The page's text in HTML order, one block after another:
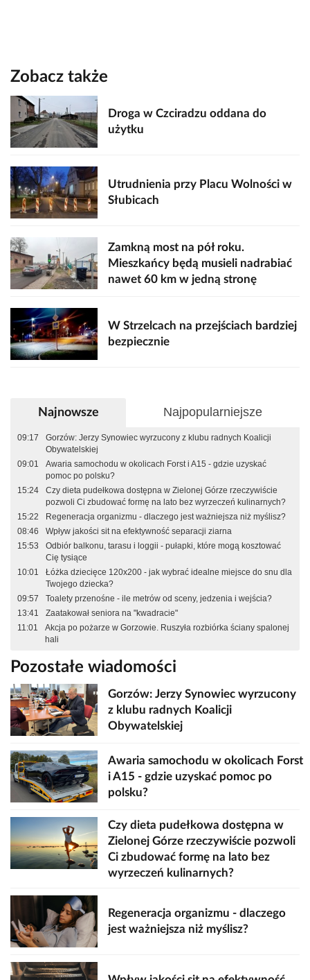
Zobacz także
Droga w Czciradzu oddana do
użytku
Utrudnienia przy Placu Wolności w
Słubicach
Zamkną most na pół roku.
Mieszkańcy będą musieli nadrabiać
nawet 60 km w jedną stronę
W Strzelcach na przejściach bardziej
bezpiecznie
Najnowsze Najpopularniejsze
09:17
Gorzów: Jerzy Synowiec wyrzucony z klubu radnych Koalicji
Obywatelskiej
09:01
Awaria samochodu w okolicach Forst i A15 - gdzie uzyskać
pomoc po polsku?
15:24
Czy dieta pudełkowa dostępna w Zielonej Górze rzeczywiście
pozwoli Ci zbudować formę na lato bez wyrzeczeń kulinarnych?
15:22
Regeneracja organizmu - dlaczego jest ważniejsza niż myślisz?
08:46
Wpływ jakości sit na efektywność separacji ziarna
15:53
Odbiór balkonu, tarasu i loggii - pułapki, które mogą kosztować
Cię tysiące
10:01
Łóżka dziecięce 120x200 - jak wybrać idealne miejsce do snu dla
Twojego dziecka?
09:57
Toalety przenośne - ile metrów od sceny, jedzenia i wejścia?
13:41
Zaatakował seniora na "kwadracie"
11:01
Akcja po pożarze w Gorzowie. Ruszyła rozbiórka ściany spalonej
hali
Pozostałe wiadomości
Gorzów: Jerzy Synowiec wyrzucony
z klubu radnych Koalicji
Obywatelskiej
Awaria samochodu w okolicach Forst
i A15 - gdzie uzyskać pomoc po
polsku?
Czy dieta pudełkowa dostępna w
Zielonej Górze rzeczywiście pozwoli
Ci zbudować formę na lato bez
wyrzeczeń kulinarnych?
Regeneracja organizmu - dlaczego
jest ważniejsza niż myślisz?